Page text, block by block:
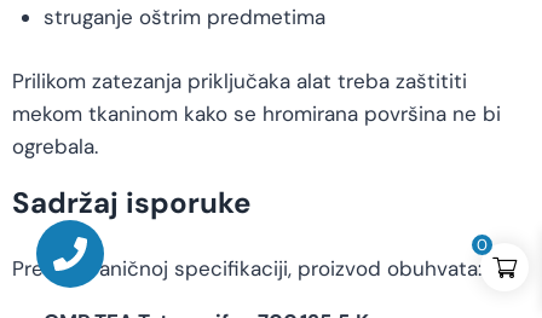
0
struganje oštrim predmetima
Prilikom zatezanja priključaka alat treba zaštititi
mekom tkaninom kako se hromirana površina ne bi
ogrebala.
Sadržaj isporuke
Prema zvaničnoj specifikaciji, proizvod obuhvata: